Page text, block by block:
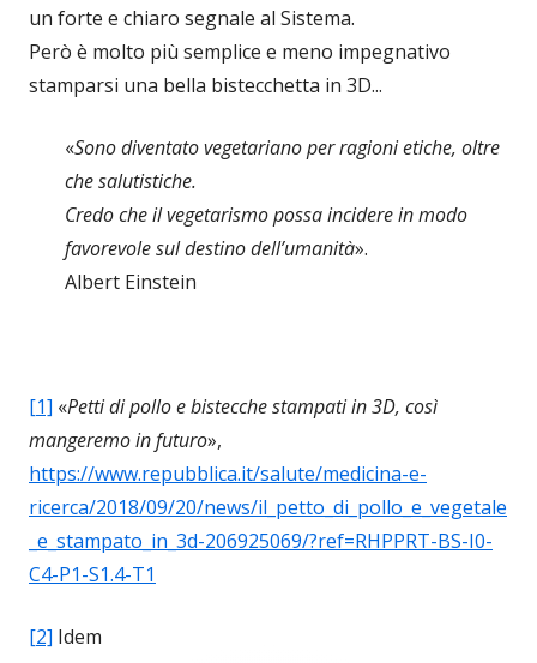
un forte e chiaro segnale al Sistema.
Però è molto più semplice e meno impegnativo
stamparsi una bella bistecchetta in 3D...
«Sono diventato vegetariano per ragioni etiche, oltre
che salutistiche.
Credo che il vegetarismo possa incidere in modo
favorevole sul destino dell’umanità».
Albert Einstein
[1] «Petti di pollo e bistecche stampati in 3D, così
mangeremo in futuro»,
https://www.repubblica.it/salute/medicina-e-
ricerca/2018/09/20/news/il_petto_di_pollo_e_vegetale
_e_stampato_in_3d-206925069/?ref=RHPPRT-BS-I0-
C4-P1-S1.4-T1
[2] Idem